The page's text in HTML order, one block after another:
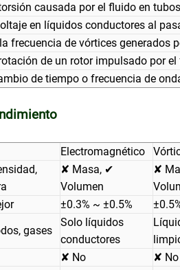
causada por el fluido en
en líquidos conductores al
frecuencia de vórtices
de un rotor impulsado por
de tiempo o frecuencia de
Electromagnético
✘ Masa, ✔
Volumen
✘
±0.3% ~ ±0.5%
gases
Solo líquidos
conductores
✘ No ✘ No